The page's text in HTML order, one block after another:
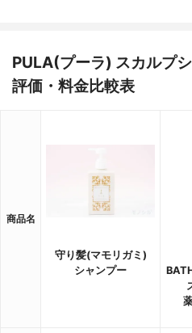
PULA(プーラ) スカルプ
評価・料金比較表
商品名
守り髪(マモリガミ)
シャンプー